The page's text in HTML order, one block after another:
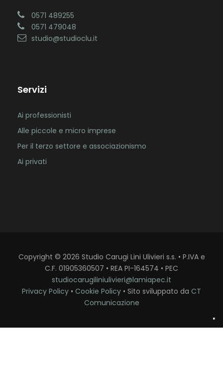
0571 489255
0571 479048
studio@studioclu.it
Servizi
Ai professionisti
Alle piccole e micro imprese
Per il terzo settore e associazionismo
Ai privati
Copyright © 2026 Studio Carugi Lini Ulivieri s.s. • P.IVA e
C.F. 01905360507 • REA PI-164574 • PEC
studiocarugiliniulivieri@lamiapec.it
Privacy Policy • Cookie Policy • Sito sviluppato da CT
Comunicazione